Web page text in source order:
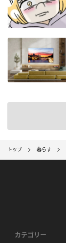
トップ 暮らす
カテゴリー